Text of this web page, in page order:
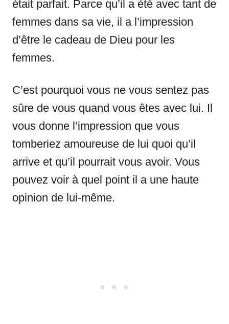
était parfait. Parce qu’il a été avec tant de
femmes dans sa vie, il a l’impression
d’être le cadeau de Dieu pour les
femmes.
C’est pourquoi vous ne vous sentez pas
sûre de vous quand vous êtes avec lui. Il
vous donne l’impression que vous
tomberiez amoureuse de lui quoi qu’il
arrive et qu’il pourrait vous avoir. Vous
pouvez voir à quel point il a une haute
opinion de lui-même.